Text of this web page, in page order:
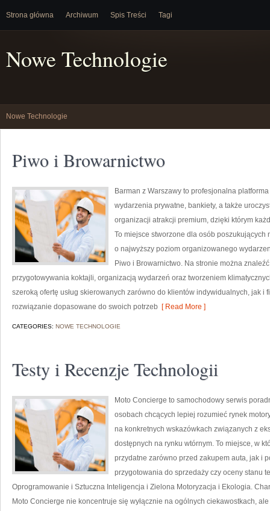
Strona główna Archiwum Spis Treści Tagi
Nowe Technologie
Nowe Technologie
Piwo i Browarnictwo
Barman z Warszawy to profesjonalna
wydarzenia prywatne, bankiety, a także
organizacji atrakcji premium, dzięki którym
To miejsce stworzone dla osób
o najwyższy poziom organizowanego
Piwo i Browarnictwo. Na stronie można
przygotowywania koktajli, organizacją wydarzeń oraz tworzeniem
szeroką ofertę usług skierowanych zarówno do klientów indywidualnych, jak i
rozwiązanie dopasowane do swoich potrzeb [ Read More ]
CATEGORIES: NOWE TECHNOLOGIE
Testy i Recenzje Technologii
Moto Concierge to samochodowy serwis
osobach chcących lepiej rozumieć rynek
na konkretnych wskazówkach związanych z
dostępnych na rynku wtórnym. To miejsce, w
przydatne zarówno przed zakupem auta, jak i
przygotowania do sprzedaży czy oceny stanu
Oprogramowanie i Sztuczna Inteligencja i Zielona Motoryzacja i Ekologia.
Moto Concierge nie koncentruje się wyłącznie na ogólnych ciekawostkach,